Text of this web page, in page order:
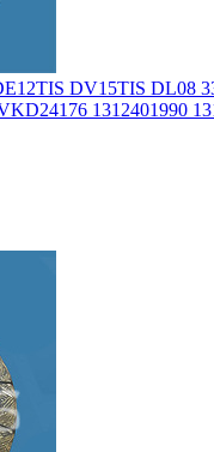
DV15TIS DL08
1312401990